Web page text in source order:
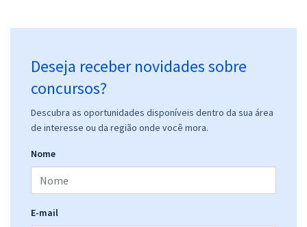
Deseja receber novidades sobre
concursos?
Descubra as oportunidades disponíveis dentro da sua área
de interesse ou da região onde você mora.
Nome
E-mail